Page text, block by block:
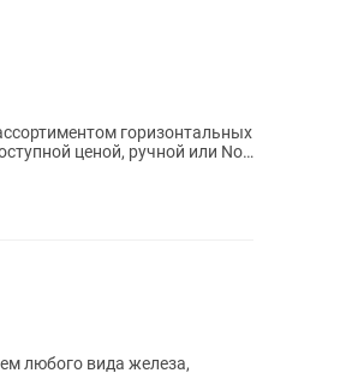
ценой, ручной или No